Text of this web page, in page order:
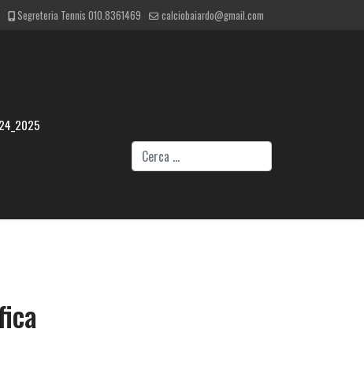
Segreteria Tennis 010.8361469 calciobaiardo@gmail.com
Cerca